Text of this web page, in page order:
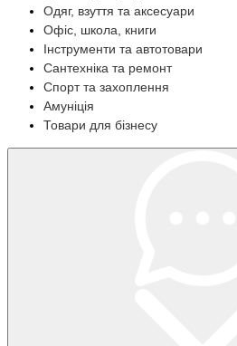
Одяг, взуття та аксесуари
Офіс, школа, книги
Інструменти та автотовари
Сантехніка та ремонт
Спорт та захоплення
Амуніція
Товари для бізнесу